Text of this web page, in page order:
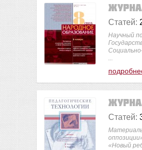
Статей:
Научный
...
Статей:
«Новый